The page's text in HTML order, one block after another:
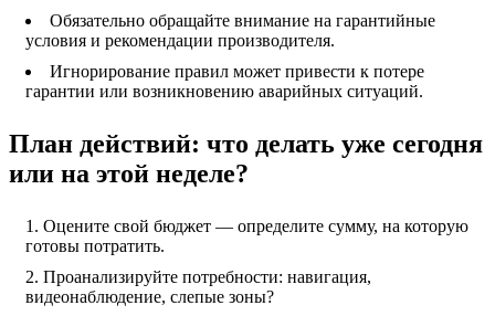
Обязательно обращайте внимание на гарантийные
условия и рекомендации производителя.
Игнорирование правил может привести к потере
гарантии или возникновению аварийных ситуаций.
План действий: что делать уже сегодня
или на этой неделе?
Оцените свой бюджет — определите сумму, на которую
готовы потратить.
Проанализируйте потребности: навигация,
видеонаблюдение, слепые зоны?